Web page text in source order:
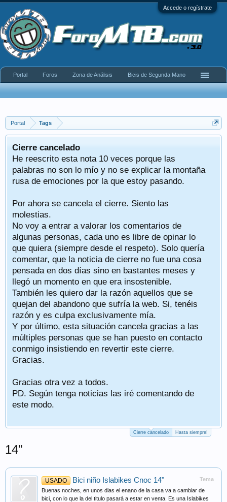
Accede o regístrate
Portal Tags
Cierre cancelado
He reescrito esta nota 10 veces porque las
palabras no son lo mío y no se explicar la montaña
rusa de emociones por la que estoy pasando.
Por ahora se cancela el cierre. Siento las
molestias.
No voy a entrar a valorar los comentarios de
algunas personas, cada uno es libre de opinar lo
que quiera (siempre desde el respeto). Solo quería
comentar, que la noticia de cierre no fue una cosa
pensada en dos días sino en bastantes meses y
llegó un momento en que era insostenible.
También les quiero dar la razón aquellos que se
quejan del abandono que sufría la web. Si, tenéis
razón y es culpa exclusivamente mía.
Y por último, esta situación cancela gracias a las
múltiples personas que se han puesto en contacto
conmigo insistiendo en revertir este cierre.
Gracias.
Gracias otra vez a todos.
PD. Según tenga noticias las iré comentando de
este modo.
Cierre cancelado Hasta siempre!
14"
Tema
USADO Bici niño Islabikes Cnoc 14"
Buenas noches, en unos dias el enano de la casa va a cambiar de
bici, con lo que la del titulo pasará a estar en venta. Es una Islabikes
Portal Foros Zona de Análisis Bicis de Segunda Mano